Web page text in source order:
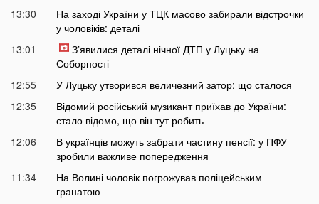
13:30
На заході України у ТЦК масово забирали відстрочки
у чоловіків: деталі
13:01
Зʼявилися деталі нічної ДТП у Луцьку на
Соборності
12:55
У Луцьку утворився величезний затор: що сталося
12:35
Відомий російський музикант приїхав до України:
стало відомо, що він тут робить
12:06
В українців можуть забрати частину пенсії: у ПФУ
зробили важливе попередження
11:34
На Волині чоловік погрожував поліцейським
гранатою